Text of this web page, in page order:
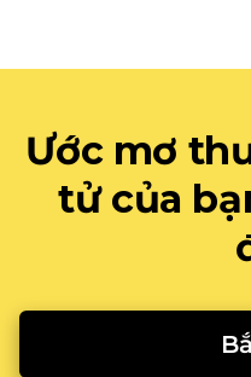
Ước mơ
tử của